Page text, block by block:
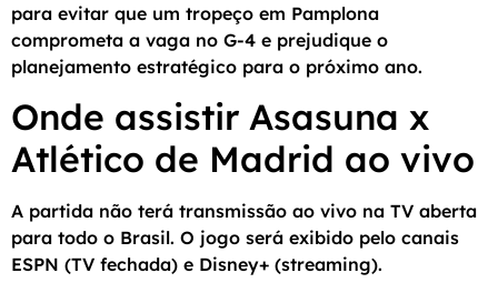
para evitar que um tropeço em Pamplona
comprometa a vaga no G-4 e prejudique o
planejamento estratégico para o próximo ano.
Onde assistir Asasuna x
Atlético de Madrid ao vivo
A partida não terá transmissão ao vivo na TV aberta
para todo o Brasil. O jogo será exibido pelo canais
ESPN (TV fechada) e Disney+ (streaming).